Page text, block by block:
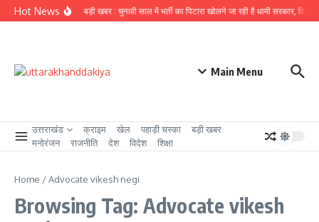
Skip to content
Hot Newsउत्तराखंड से बड़ी खबर : चुनावी साल में भर्ती का पिटारा खोलने जा रही है धामी सरकार,
Main Menu
उत्तराखंड क्राइम खेल पहाड़ी चस्का
बड़ी खबर
मनोरंजन
राजनीति देश विदेश शिक्षा
Home /Advocate vikesh negi
Browsing Tag: Advocate vikesh